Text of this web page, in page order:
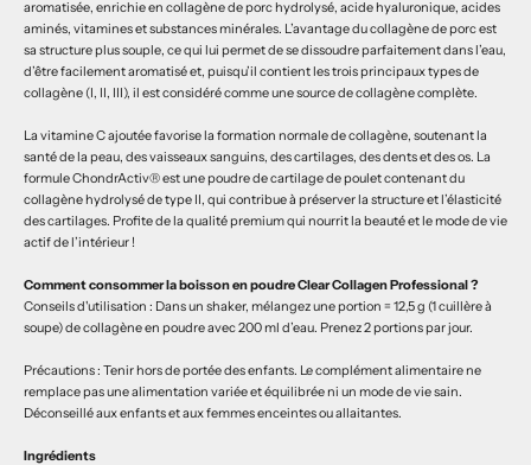
aromatisée, enrichie en collagène de porc hydrolysé, acide hyaluronique, acides
aminés, vitamines et substances minérales. L’avantage du collagène de porc est
sa structure plus souple, ce qui lui permet de se dissoudre parfaitement dans l’eau,
d’être facilement aromatisé et, puisqu’il contient les trois principaux types de
collagène (I, II, III), il est considéré comme une source de collagène complète.
La vitamine C ajoutée favorise la formation normale de collagène, soutenant la
santé de la peau, des vaisseaux sanguins, des cartilages, des dents et des os. La
formule ChondrActiv® est une poudre de cartilage de poulet contenant du
collagène hydrolysé de type II, qui contribue à préserver la structure et l’élasticité
des cartilages. Profite de la qualité premium qui nourrit la beauté et le mode de vie
actif de l’intérieur !
Comment consommer la boisson en poudre Clear Collagen Professional ?
Conseils d'utilisation : Dans un shaker, mélangez une portion = 12,5 g (1 cuillère à
soupe) de collagène en poudre avec 200 ml d’eau. Prenez 2 portions par jour.
Précautions : Tenir hors de portée des enfants. Le complément alimentaire ne
remplace pas une alimentation variée et équilibrée ni un mode de vie sain.
Déconseillé aux enfants et aux femmes enceintes ou allaitantes.
Ingrédients